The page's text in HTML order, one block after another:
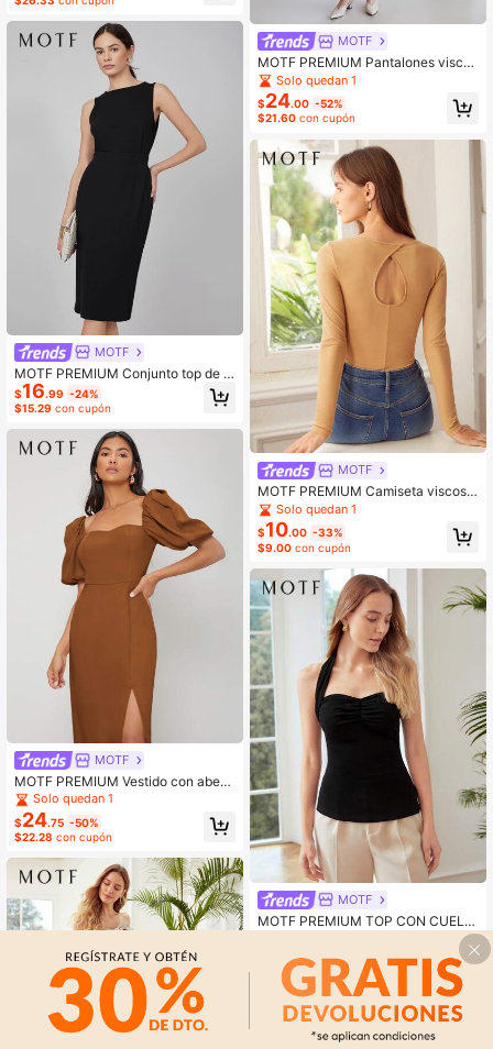
MOTF
MOTF PREMIUM Conjunto top de c
analé con falda
$16.99 -24%
$15.29 con cupón
MOTF
MOTF PREMIUM Vestido con abert
ura de lyocell
Solo quedan 1
$24.75 -50%
$22.28 con cupón
MOTF
MOTF PREMIUM Pantalones viscos
a pierna amplia con abertura
Solo quedan 1
$24.00 -52%
$21.60 con cupón
MOTF
MOTF PREMIUM Camiseta viscosa
delgada
Solo quedan 1
$10.00 -33%
$9.00 con cupón
MOTF
MOTF PREMIUM TOP CON CUELL
O HALTER DE MEZCLA DE VISCOS
.75 -46%